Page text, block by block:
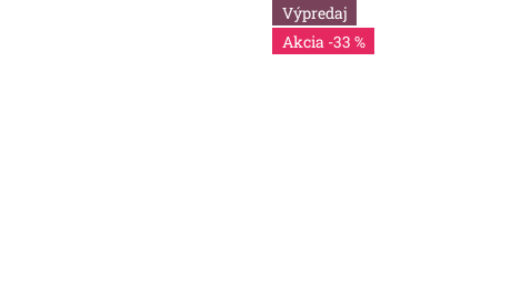
Výpredaj
-33 %